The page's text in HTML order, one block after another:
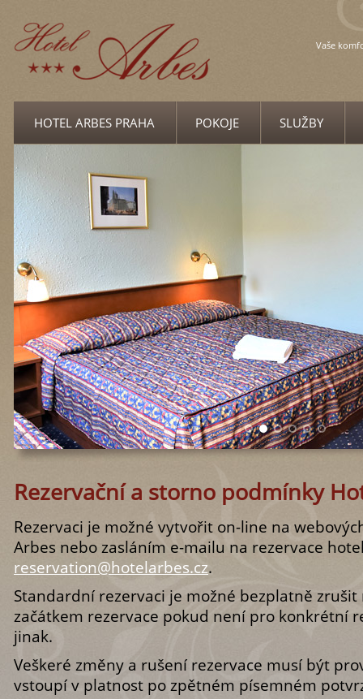
Vaše
HOTEL ARBES PRAHA POKOJE SLUŽBY
Rezervační a storno podmínky
Rezervaci je možné vytvořit on-line na
Arbes nebo zasláním e-mailu na rezervace
reservation@hotelarbes.cz.
Standardní rezervaci je možné bezplatně
začátkem rezervace pokud není pro konkrétní
jinak.
Veškeré změny a rušení rezervace musí být
vstoupí v platnost po zpětném písemném